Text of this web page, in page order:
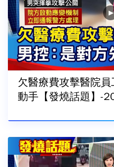
欠醫療費攻擊醫院
動手【發燒話題】-